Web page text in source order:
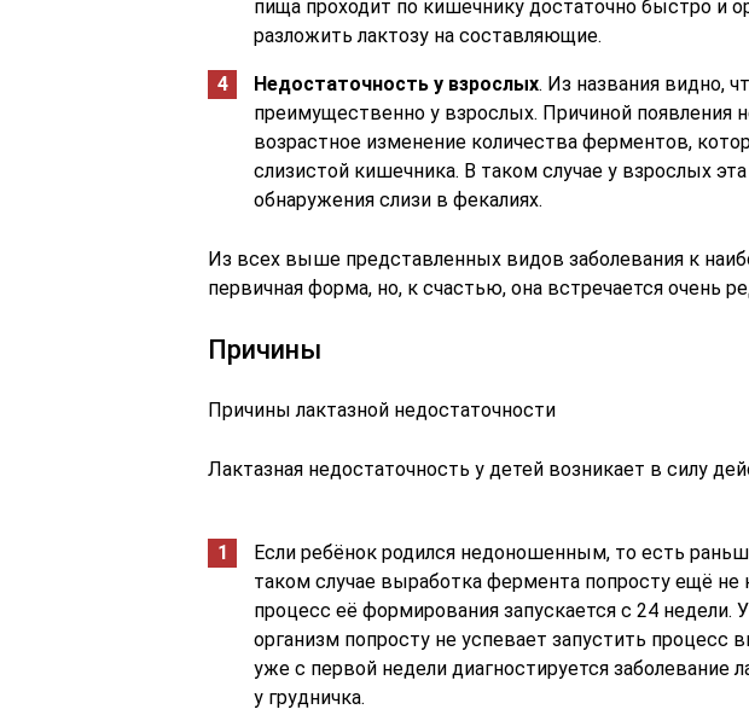
пища проходит по кишечнику достаточно быстро и
разложить лактозу на составляющие.
Недостаточность у взрослых. Из названия видно,
преимущественно у взрослых. Причиной появления
возрастное изменение количества ферментов,
слизистой кишечника. В таком случае у взрослых
обнаружения слизи в фекалиях.
Из всех выше представленных видов заболевания к
первичная форма, но, к счастью, она встречается очень
Причины
Причины лактазной недостаточности
Лактазная недостаточность у детей возникает в силу
Если ребёнок родился недоношенным, то есть
таком случае выработка фермента попросту ещё не
процесс её формирования запускается с 24
организм попросту не успевает запустить процесс
уже с первой недели диагностируется заболевание
у грудничка.